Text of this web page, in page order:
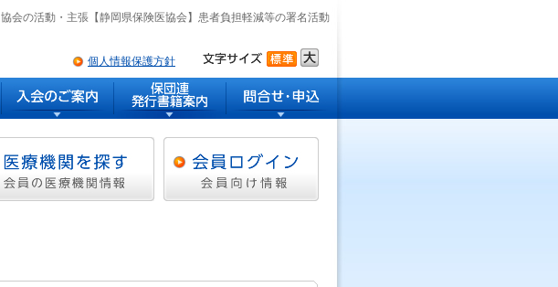
協会の活動・主張【静岡県保険医協会】患者負担軽減等の署名活動
個人情報保護方針